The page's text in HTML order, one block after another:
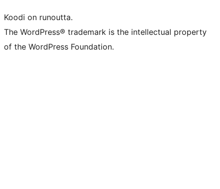
Koodi on runoutta.
The WordPress® trademark is the intellectual property
of the WordPress Foundation.